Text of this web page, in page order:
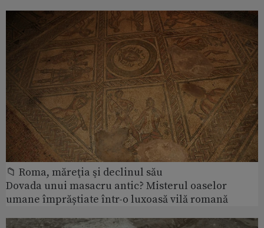
📁 Roma, măreţia şi declinul său
Dovada unui masacru antic? Misterul oaselor
umane împrăștiate într-o luxoasă vilă romană